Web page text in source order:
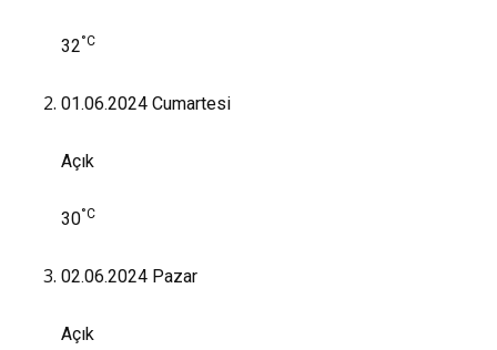
32°C
01.06.2024 Cumartesi
Açık
30°C
02.06.2024 Pazar
Açık